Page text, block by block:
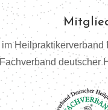
imHeilpraktikerverband
Fachverband deutscher